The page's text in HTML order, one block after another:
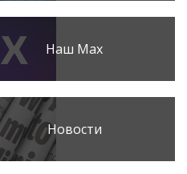
Наш Max
Новости